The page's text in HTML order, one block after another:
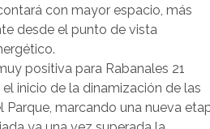
con mayor espacio, más
desde el punto de vista
positiva para Rabanales 21
inicio de la dinamización de las
Parque, marcando una nueva